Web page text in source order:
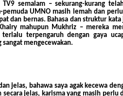
semalam – sekurang-kurang
pemuda UMNO masih lemah dan
dan bernas. Bahasa dan struktur
mahupun Mukhriz – mereka
terpengaruh dengan gaya
mengecewakan.
jelas, bahawa saya agak kecewa
jelas, karisma yang masih perlu